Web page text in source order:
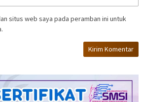
situs web saya pada peramban ini untuk